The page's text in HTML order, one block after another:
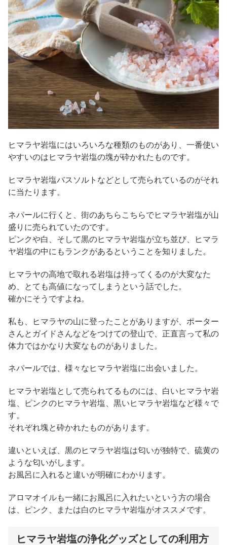
ヒマラヤ岩塩にはいろいろな種類のものがあり、一番使い
やすいのはヒマラヤ岩塩の塊が砕かれたものです。
ヒマラヤ岩塩バスソルトなどとして売られているのがそれ
に当たります。
ネパールに行くと、街のあちらこちらでヒマラヤ岩塩が山
盛りに売られていたのです。
ピンクや白、そして黒のヒマラヤ岩塩が立ち並び、ヒマラ
ヤ岩塩の中にもランクがあるということを知りました。
ヒマラヤの高地で取れる岩塩は持ってくるのが大変なた
め、とても高値になってしまうという話でした。
確かにそうですよね。
私も、ヒマラヤの山に登ったことがありますが、ポーター
さんとガイドさんなどをつけての登山で、正直言って私の
体力ではかなり大変なものがありました。
ネパールでは、様々なヒマラヤ岩塩に出会いました。
ヒマラヤ岩塩として売られてるものには、白いヒマラヤ岩
塩、ピンクのヒマラヤ岩塩、黒いヒマラヤ岩塩など様々で
す。
それぞれ塊と砕かれたものがあります。
違いといえば、黒のヒマラヤ岩塩は匂いが独特で、硫黄の
ような匂いがします。
お風呂に入れると違いが明確にわかります。
アロマオイルも一緒にお風呂に入れたいという方の場合
は、ピンク、または白のヒマラヤ岩塩がオススメです。
ヒマラヤ岩塩の浄化グッズとしての利用方